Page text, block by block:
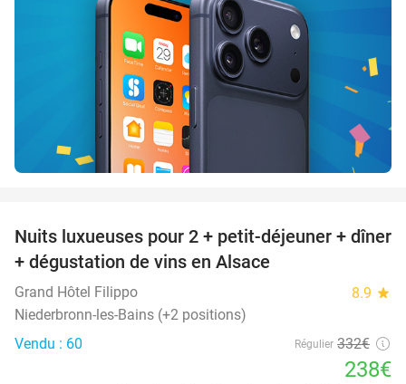
28%
Nuits luxueuses pour 2 + petit-déjeuner + dîner
+ dégustation de vins en Alsace
Grand Hôtel Filippo 8.9 star
Niederbronn-les-Bains (+2 positions)
Vendu : 60
Régulier 332€
238€